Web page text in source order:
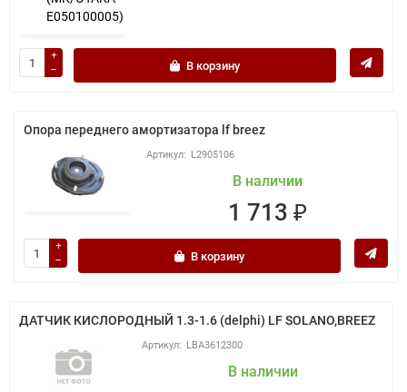
В корзину
Опора переднего амортизатора lf breez
L2905106
В наличии
1 713 ₽
В корзину
ДАТЧИК КИСЛОРОДНЫЙ 1.3-1.6 (delphi) LF SOLANO,BREEZ
LBA3612300
В наличии